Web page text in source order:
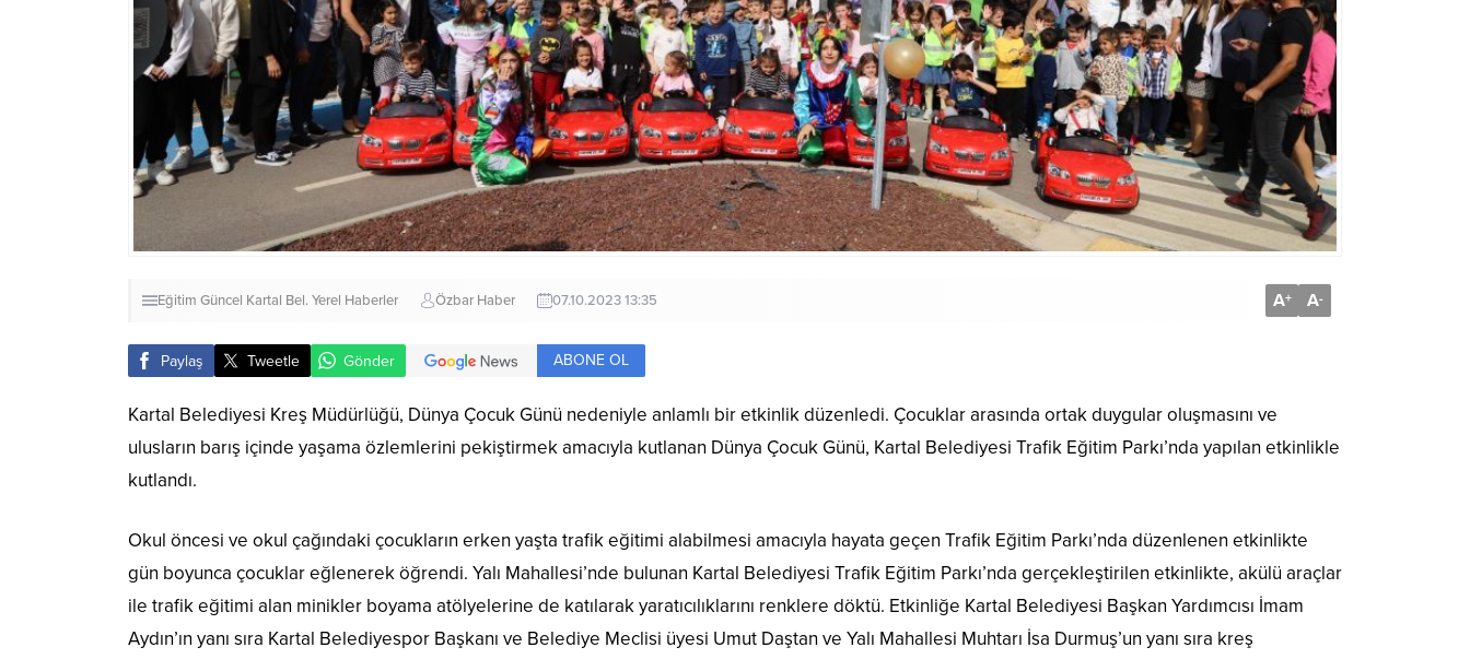
Eğitim Güncel Kartal Bel. Yerel Haberler Özbar Haber 07.10.2023 13:35 A+ A-
Paylaş Tweetle Gönder ABONE OL
Kartal Belediyesi Kreş Müdürlüğü, Dünya Çocuk Günü nedeniyle anlamlı bir etkinlik düzenledi. Çocuklar arasında ortak duygular oluşmasını ve
ulusların barış içinde yaşama özlemlerini pekiştirmek amacıyla kutlanan Dünya Çocuk Günü, Kartal Belediyesi Trafik Eğitim Parkı’nda yapılan etkinlikle
kutlandı.
Okul öncesi ve okul çağındaki çocukların erken yaşta trafik eğitimi alabilmesi amacıyla hayata geçen Trafik Eğitim Parkı’nda düzenlenen etkinlikte
gün boyunca çocuklar eğlenerek öğrendi. Yalı Mahallesi’nde bulunan Kartal Belediyesi Trafik Eğitim Parkı’nda gerçekleştirilen etkinlikte, akülü araçlar
ile trafik eğitimi alan minikler boyama atölyelerine de katılarak yaratıcılıklarını renklere döktü. Etkinliğe Kartal Belediyesi Başkan Yardımcısı İmam
Aydın’ın yanı sıra Kartal Belediyespor Başkanı ve Belediye Meclisi üyesi Umut Daştan ve Yalı Mahallesi Muhtarı İsa Durmuş’un yanı sıra kreş